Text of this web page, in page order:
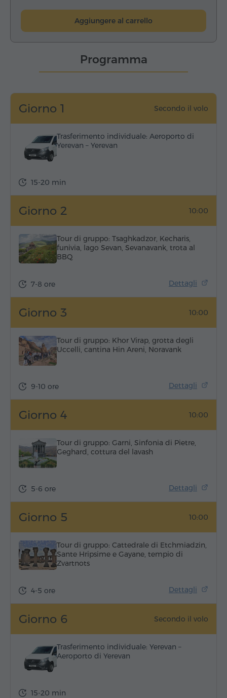
Aggiungere al carrello
Programma
Giorno 1 Secondo il volo
Trasferimento individuale: Aeroporto di
Yerevan – Yerevan
15-20 min
Giorno 2 10:00
Tour di gruppo: Tsaghkadzor, Kecharis,
funivia, lago Sevan, Sevanavank, trota al
BBQ
Dettagli
7-8 ore
Giorno 3 10:00
Tour di gruppo: Khor Virap, grotta degli
Uccelli, cantina Hin Areni, Noravank
Dettagli
9-10 ore
Giorno 4 10:00
Tour di gruppo: Garni, Sinfonia di Pietre,
Geghard, cottura del lavash
Dettagli
5-6 ore
Giorno 5 10:00
Tour di gruppo: Cattedrale di Etchmiadzin,
Sante Hripsime e Gayane, tempio di
Zvartnots
Dettagli
4-5 ore
Giorno 6 Secondo il volo
Trasferimento individuale: Yerevan –
Aeroporto di Yerevan
15-20 min